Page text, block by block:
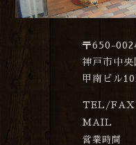
〒650-
神戸市中
甲南ビル
TEL/FAX
MAIL
営業時間